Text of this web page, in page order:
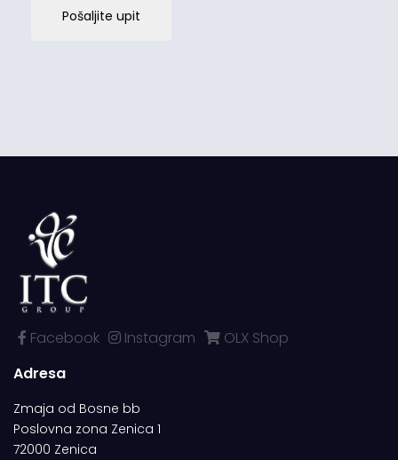
Pošaljite upit
Facebook Instagram
OLX Shop
Adresa
Zmaja od Bosne bb
Poslovna zona Zenica 1
72000 Zenica